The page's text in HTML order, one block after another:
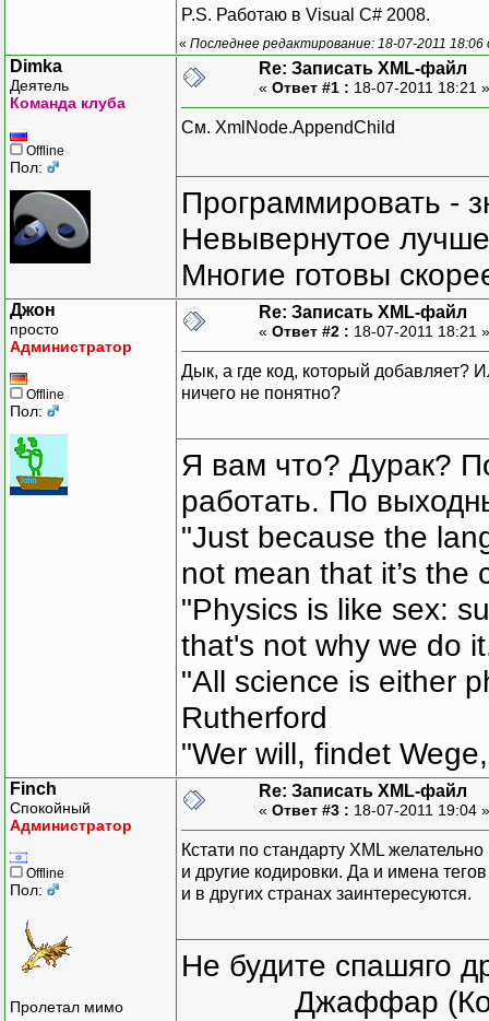
P.S. Работаю в Visual C# 2008.
« Последнее редактирование: 18-07-2011 18:06
Dimka
Деятель
Команда клуба
Offline
Пол:
Re: Записать XML-файл
« Ответ #1 : 18-07-2011 18:21
См. XmlNode.AppendChild
Программировать -
Невывернутое
Многие готовы
Джон
просто
Администратор
Offline
Пол:
Re: Записать XML-файл
« Ответ #2 : 18-07-2011 18:21
Дык, а где код, который добавляет?
ничего не понятно?
Я вам что? Дурак?
работать. По
"Just because the
not mean that it’s the
"Physics is like sex:
that's not why we do
"All science is either
Rutherford
"Wer will, findet
Finch
Спокойный
Администратор
Offline
Пол:
Пролетал мимо
Re: Записать XML-файл
« Ответ #3 : 18-07-2011 19:04
Кстати по стандарту XML
и другие кодировки. Да и имена
и в других странах заинтересуются.
Не будите спашяго
Джаффар